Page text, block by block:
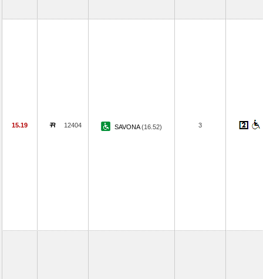
15.19 12404 SAVONA(16.52) 3